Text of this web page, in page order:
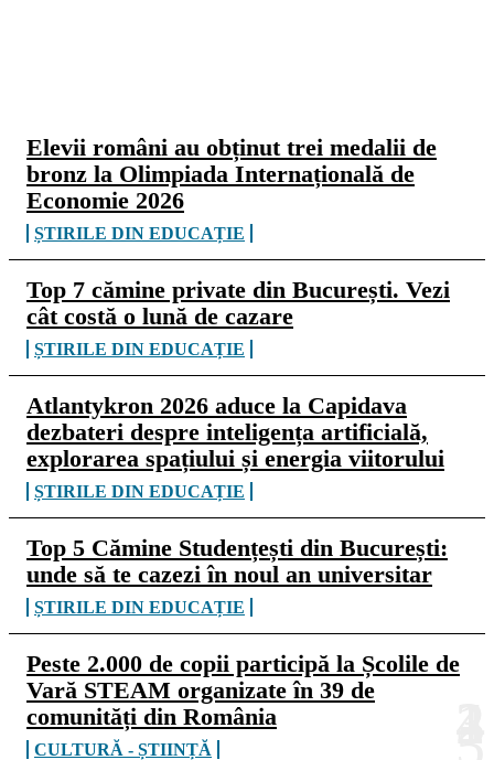
Elevii români au obținut trei medalii de
bronz la Olimpiada Internațională de
Economie 2026
ȘTIRILE DIN EDUCAȚIE
Top 7 cămine private din București. Vezi
cât costă o lună de cazare
ȘTIRILE DIN EDUCAȚIE
Atlantykron 2026 aduce la Capidava
dezbateri despre inteligența artificială,
explorarea spațiului și energia viitorului
ȘTIRILE DIN EDUCAȚIE
Top 5 Cămine Studențești din București:
unde să te cazezi în noul an universitar
ȘTIRILE DIN EDUCAȚIE
Peste 2.000 de copii participă la Școlile de
Vară STEAM organizate în 39 de
comunități din România
CULTURĂ - ȘTIINȚĂ